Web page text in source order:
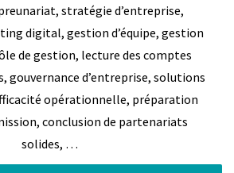
stratégie d’entreprise,
digital, gestion d’équipe, gestion
de gestion, lecture des comptes
gouvernance d’entreprise, solutions
opérationnelle, préparation
conclusion de partenariats
solides, …